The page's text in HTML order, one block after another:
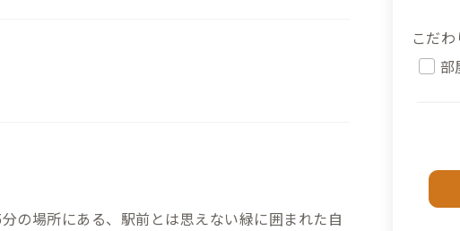
の場所にある、駅前とは思えない緑に囲まれた自
こだ
部